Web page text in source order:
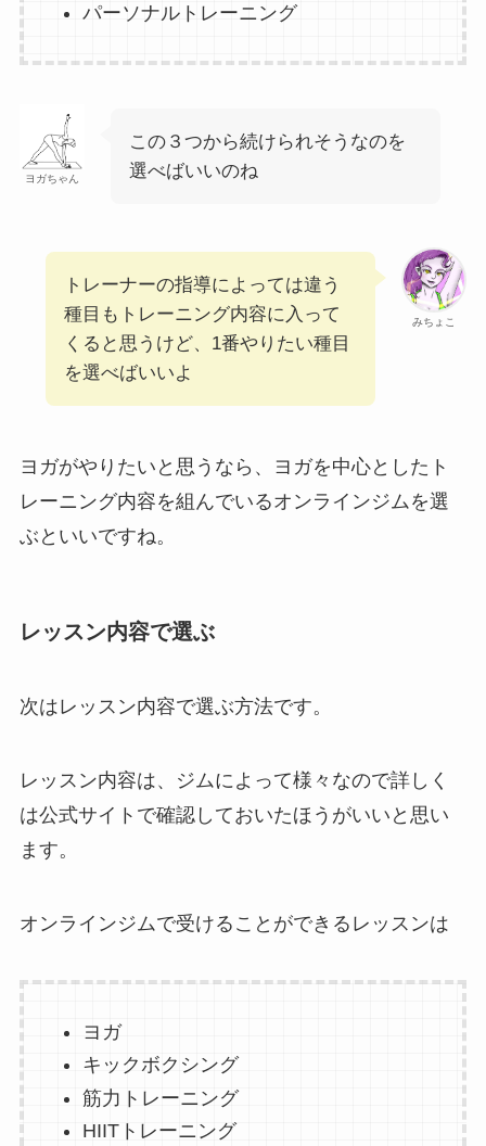
パーソナルトレーニング
ヨガちゃん
この３つから続けられそうなのを
選べばいいのね
みちょこ
トレーナーの指導によっては違う
種目もトレーニング内容に入って
くると思うけど、1番やりたい種目
を選べばいいよ
ヨガがやりたいと思うなら、ヨガを中心としたト
レーニング内容を組んでいるオンラインジムを選
ぶといいですね。
レッスン内容で選ぶ
次はレッスン内容で選ぶ方法です。
レッスン内容は、ジムによって様々なので詳しく
は公式サイトで確認しておいたほうがいいと思い
ます。
オンラインジムで受けることができるレッスンは
ヨガ
キックボクシング
筋力トレーニング
HIITトレーニング